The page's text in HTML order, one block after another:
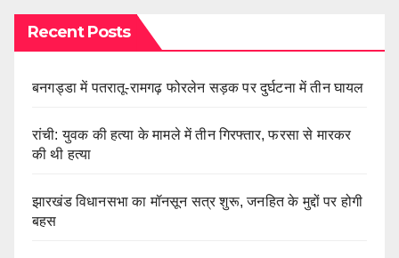
Recent Posts
बनगड्डा में पतरातू-रामगढ़ फोरलेन सड़क पर दुर्घटना में तीन घायल
रांची: युवक की हत्या के मामले में तीन गिरफ्तार, फरसा से मारकर
की थी हत्या
झारखंड विधानसभा का मॉनसून सत्र शुरू, जनहित के मुद्दों पर होगी
बहस